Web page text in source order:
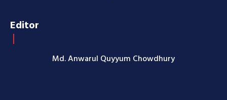
Editor
Md. Anwarul Quyyum Chowdhury